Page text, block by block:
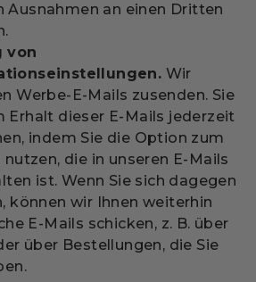
an einen Dritten
von
Wir
Werbe-E-Mails zusenden. Sie
Erhalt dieser E-Mails jederzeit
indem Sie die Option zum
die in unseren E-Mails
ist. Wenn Sie sich dagegen
können wir Ihnen weiterhin
E-Mails schicken, z. B. über
über Bestellungen, die Sie